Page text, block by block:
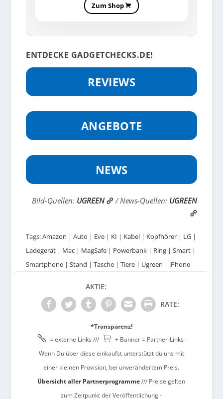
Zum Shop
ENTDECKE GADGETCHECKS.DE!
REVIEWS
ANGEBOTE
NEWS
Bild-Quellen: UGREEN / News-Quellen: UGREEN
Tags:Amazon |Auto | Eve | KI | Kabel | Kopfhörer | LG |
Ladegerät | Mac | MagSafe | Powerbank | Ring |Smart |
Smartphone |Stand |Tasche |Tiere | Ugreen | iPhone
AKTIE:
RATE:
*Transparenz!
 = externe Links ///  + Banner = Partner-Links -
Wenn Du über diese einkaufst unterstützt du uns mit
einer kleinen Provision, bei unverändertem Preis.
Übersicht aller Partnerprogramme/// Preise gelten
zum Zeitpunkt der Veröffentlichung -